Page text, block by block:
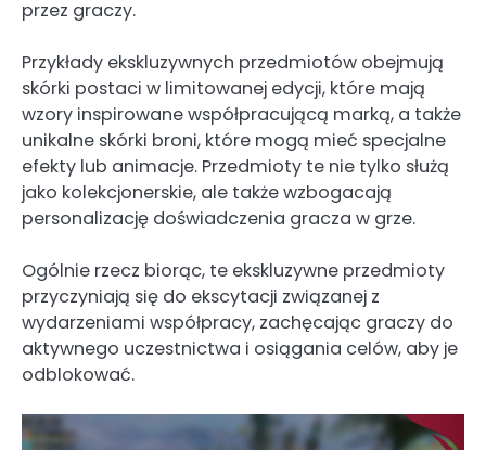
przez graczy.
Przykłady ekskluzywnych przedmiotów obejmują
skórki postaci w limitowanej edycji, które mają
wzory inspirowane współpracującą marką, a także
unikalne skórki broni, które mogą mieć specjalne
efekty lub animacje. Przedmioty te nie tylko służą
jako kolekcjonerskie, ale także wzbogacają
personalizację doświadczenia gracza w grze.
Ogólnie rzecz biorąc, te ekskluzywne przedmioty
przyczyniają się do ekscytacji związanej z
wydarzeniami współpracy, zachęcając graczy do
aktywnego uczestnictwa i osiągania celów, aby je
odblokować.